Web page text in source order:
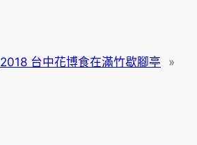
2018 台中花博食在滿竹歇腳亭 »